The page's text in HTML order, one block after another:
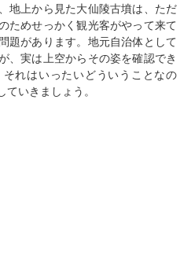
地上から見た大仙陵古墳は、ただ
ためせっかく観光客がやって来て
題があります。地元自治体として
、実は上空からその姿を確認でき
れはいったいどういうことなの
いきましょう。